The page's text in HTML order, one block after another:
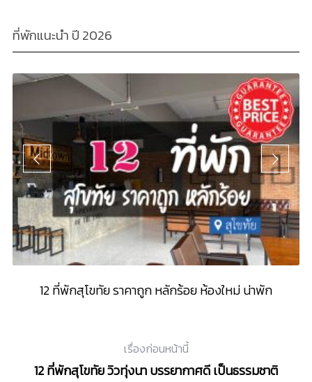
ที่พักแนะนำ ปี 2026
12 ที่พักสุโขทัย ราคาถูก หลักร้อย ห้องใหม่ น่าพัก
เรื่องก่อนหน้านี้
12 ที่พักสุโขทัย วิวทุ่งนา บรรยากาศดี เป็นธรรมชาติ